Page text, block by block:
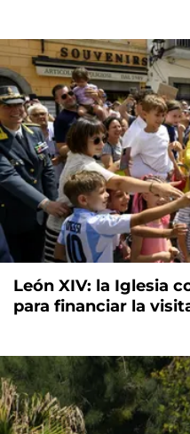
León XIV: la Iglesia
para financiar la